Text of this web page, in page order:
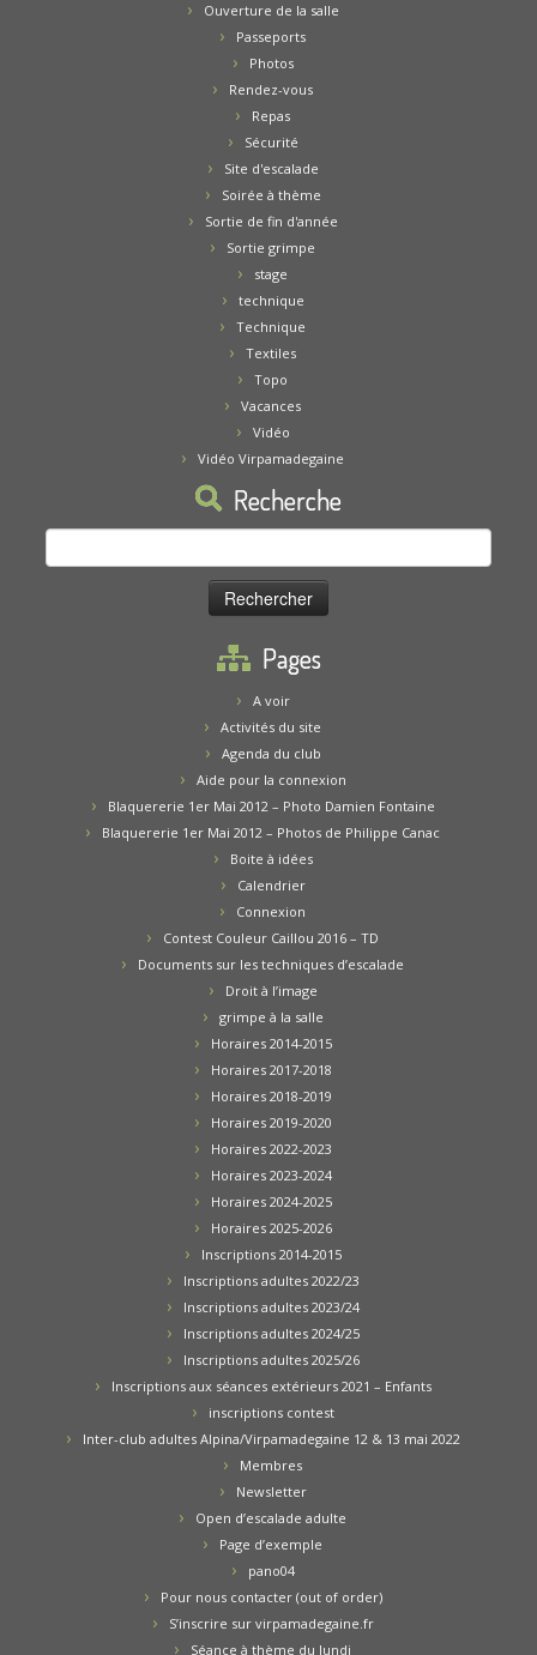
Ouverture de la salle
Passeports
Photos
Rendez-vous
Repas
Sécurité
Site d'escalade
Soirée à thème
Sortie de fin d'année
Sortie grimpe
stage
technique
Technique
Textiles
Topo
Vacances
Vidéo
Vidéo Virpamadegaine
Recherche
Rechercher :
Pages
A voir
Activités du site
Agenda du club
Aide pour la connexion
Blaquererie 1er Mai 2012 – Photo Damien Fontaine
Blaquererie 1er Mai 2012 – Photos de Philippe Canac
Boite à idées
Calendrier
Connexion
Contest Couleur Caillou 2016 – TD
Documents sur les techniques d’escalade
Droit à l’image
grimpe à la salle
Horaires 2014-2015
Horaires 2017-2018
Horaires 2018-2019
Horaires 2019-2020
Horaires 2022-2023
Horaires 2023-2024
Horaires 2024-2025
Horaires 2025-2026
Inscriptions 2014-2015
Inscriptions adultes 2022/23
Inscriptions adultes 2023/24
Inscriptions adultes 2024/25
Inscriptions adultes 2025/26
Inscriptions aux séances extérieurs 2021 – Enfants
inscriptions contest
Inter-club adultes Alpina/Virpamadegaine 12 & 13 mai 2022
Membres
Newsletter
Open d’escalade adulte
Page d’exemple
pano04
Pour nous contacter (out of order)
S’inscrire sur virpamadegaine.fr
Séance à thème du lundi